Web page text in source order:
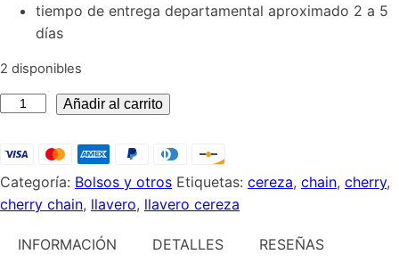
tiempo de entrega departamental aproximado 2 a 5
días
2 disponibles
Estuche
para
o
rizador
Añadir al carrito
Categoría: Bolsos y otros Etiquetas: cereza, chain, cherry,
cherry chain, llavero, llavero cereza
INFORMACIÓN DETALLES RESEÑAS